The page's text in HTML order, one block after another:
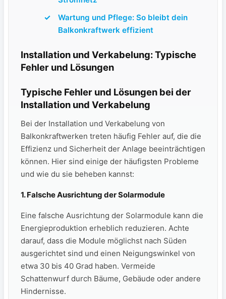
Wartung und Pflege: So bleibt dein
Balkonkraftwerk effizient
Installation und Verkabelung: Typische
Fehler und Lösungen
Typische Fehler und Lösungen bei der
Installation und Verkabelung
Bei der Installation und Verkabelung von
Balkonkraftwerken ​treten häufig Fehler⁤ auf, die die​
Effizienz und Sicherheit der‍ Anlage beeinträchtigen
können. Hier sind einige der häufigsten Probleme
und wie du sie beheben kannst:
1. Falsche Ausrichtung der Solarmodule
Eine⁢ falsche Ausrichtung der Solarmodule kann die
Energieproduktion erheblich reduzieren. ⁢Achte
darauf, dass die Module möglichst nach Süden ​
ausgerichtet ​sind und einen Neigungswinkel von
etwa 30 bis 40 Grad haben. Vermeide
Schattenwurf⁢ durch Bäume, Gebäude oder andere
Hindernisse.